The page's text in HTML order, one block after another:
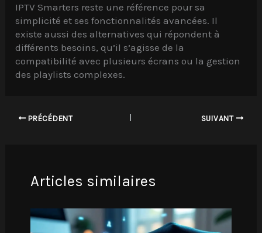
IPTV Smarters reste une référence pour sa
simplicité et ses fonctionnalités avancées. Il
existe aussi des alternatives qui répondent à
différents besoins, qu’il s’agisse de la
compatibilité avec plusieurs écrans ou la gestion
des playlists complexes.
PRÉCÉDENT SUIVANT
Articles similaires